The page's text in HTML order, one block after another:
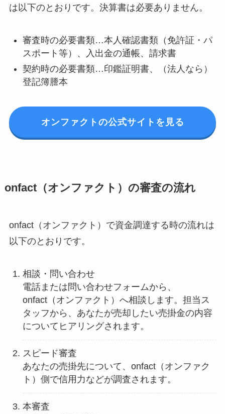
は以下のとおりです。決算書は必要ありません。
審査時の必要書類…本人確認書類（免許証・パ
スポート等）、入出金の通帳、請求書
契約時の必要書類…印鑑証明書、（法人なら）
登記簿謄本
オンファクトの公式サイトを見る
onfact（オンファクト）の審査の流れ
onfact（オンファクト）で資金調達する時の流れは
以下のとおりです。
相談・問い合わせ
電話または問い合わせフォームから、
onfact（オンファクト）へ相談します。担当ス
タッフから、あなたが売却したい売掛金の内容
についてヒアリングされます。
スピード審査
あなたの売掛先について、onfact（オンファク
ト）側で信用力などが調査されます。
本審査